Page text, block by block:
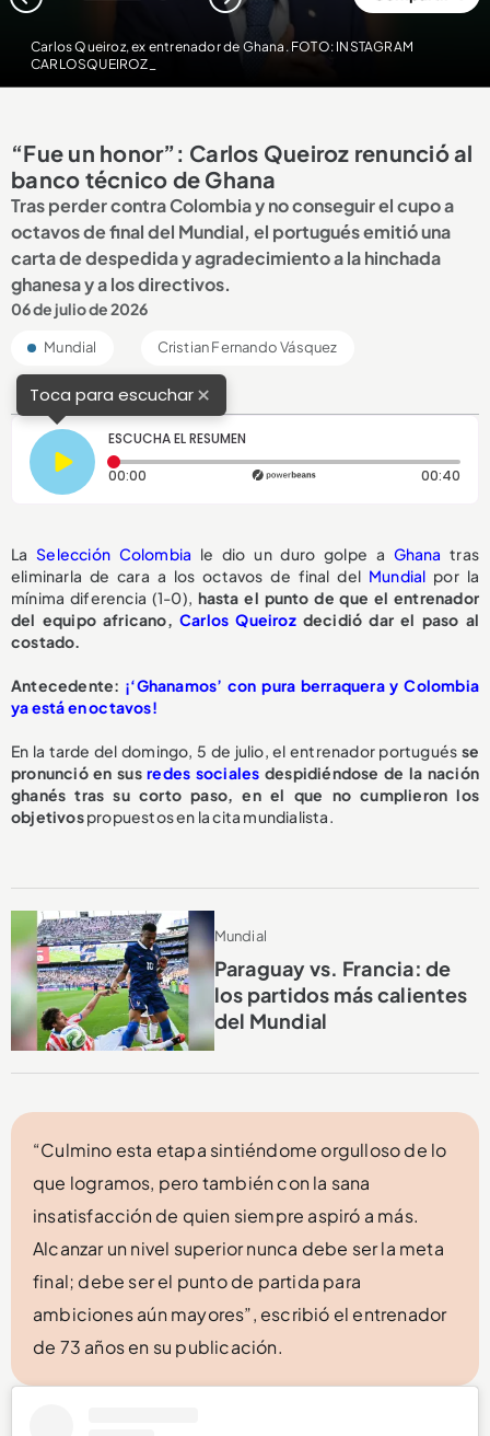
Carlos Queiroz, ex entrenador de Ghana. FOTO: INSTAGRAM
CARLOSQUEIROZ_
“Fue un honor”: Carlos Queiroz renunció al
banco técnico de Ghana
Tras perder contra Colombia y no conseguir el cupo a
octavos de final del Mundial, el portugués emitió una
carta de despedida y agradecimiento a la hinchada
ghanesa y a los directivos.
06 de julio de 2026
Mundial Cristian Fernando Vásquez
Toca para escuchar×
ESCUCHA EL RESUMEN
00:00 Tiempo transcurrido: 0 segundos 00:40
LaSelección Colombia le dio un duro golpe a Ghana tras
eliminarla de cara a los octavos de final del Mundial por la
mínima diferencia (1-0), hasta el punto de que el entrenador
del equipo africano, Carlos Queirozdecidió dar el paso al
costado.
Antecedente: ¡‘Ghanamos’ con pura berraquera y Colombia
ya está en octavos!
En la tarde del domingo, 5 de julio, el entrenador portugués se
pronunció en susredes sociales despidiéndose de la nación
ghanés tras su corto paso, en el que no cumplieron los
objetivospropuestos en la cita mundialista.
Mundial
Paraguay vs. Francia: de
los partidos más calientes
del Mundial
“Culmino esta etapa sintiéndome orgulloso de lo
que logramos, pero también con la sana
insatisfacción de quien siempre aspiró a más.
Alcanzar un nivel superior nunca debe ser la meta
final; debe ser el punto de partida para
ambiciones aún mayores”, escribió el entrenador
de 73 años en su publicación.